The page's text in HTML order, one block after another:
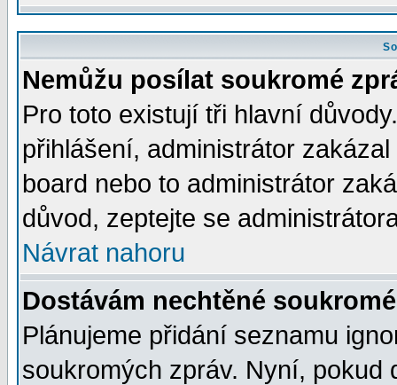
Nemůžu posílat soukromé
Pro toto existují tři hlavní
přihlášení, administrátor
board nebo to administrátor
důvod, zeptejte se
Návrat nahoru
Dostávám nechtěné
Plánujeme přidání seznamu
soukromých zpráv. Nyní, pokud